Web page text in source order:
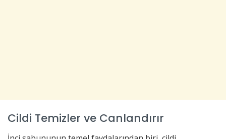
Cildi Temizler ve Canlandırır